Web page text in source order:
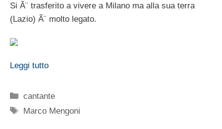
Si Ã¨ trasferito a vivere a Milano ma alla sua terra
(Lazio) Ã¨ molto legato.
Leggi tutto
Categorie
cantante
Tag
Marco Mengoni